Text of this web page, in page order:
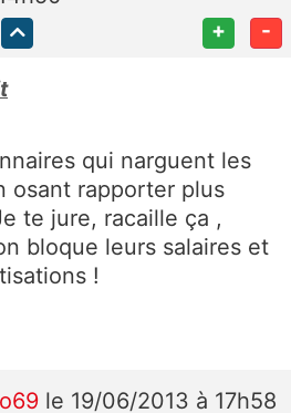
+ -
qui narguent les
osant rapporter plus
te jure, racaille ça ,
bloque leurs salaires et
!
le 19/06/2013 à 17h58